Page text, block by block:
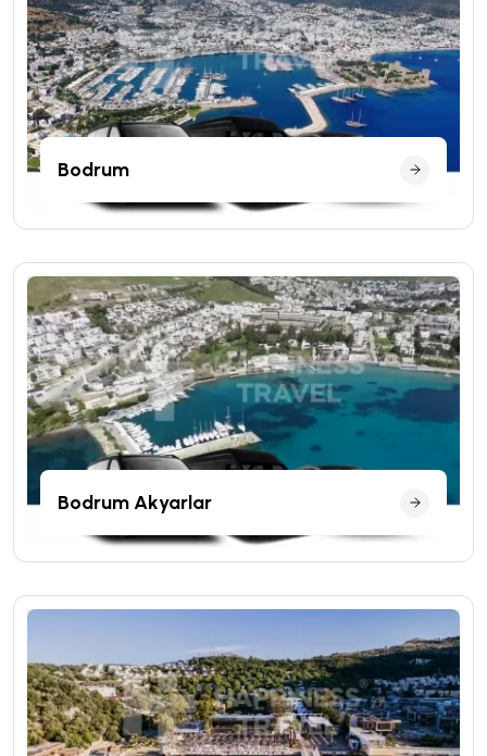
Bodrum
Bodrum Akyarlar